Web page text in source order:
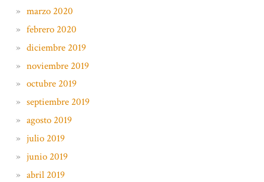
marzo 2020
febrero 2020
diciembre 2019
noviembre 2019
octubre 2019
septiembre 2019
agosto 2019
julio 2019
junio 2019
abril 2019